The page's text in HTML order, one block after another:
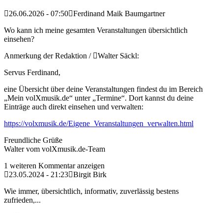
26.06.2026 - 07:50 Ferdinand Maik Baumgartner
Wo kann ich meine gesamten Veranstaltungen übersichtlich
einsehen?
Anmerkung der Redaktion /
Walter Säckl:
Servus Ferdinand,
eine Übersicht über deine Veranstaltungen findest du im Bereich
„Mein volXmusik.de“ unter „Termine“. Dort kannst du deine
Einträge auch direkt einsehen und verwalten:
https://volxmusik.de/Eigene_Veranstaltungen_verwalten.html
Freundliche Grüße
Walter vom volXmusik.de-Team
1 weiteren Kommentar anzeigen
23.05.2024 - 21:23 Birgit Birk
Wie immer, übersichtlich, informativ, zuverlässig bestens
zufrieden,...